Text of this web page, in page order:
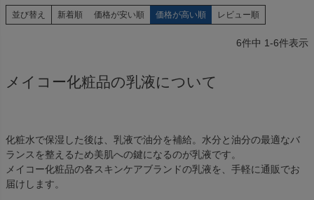
並び替え 新着順 価格が安い順 価格が高い順 レビュー順
6件中 1-6件表示
メイコー化粧品の乳液について
化粧水で保湿した後は、乳液で油分を補給。水分と油分の最適なバ
ランスを整えるため美肌への鍵になるのが乳液です。
メイコー化粧品の各スキンケアブランドの乳液を、手軽に通販でお
届けします。